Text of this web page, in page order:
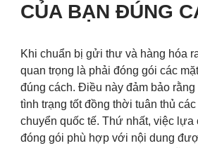
CỦA BẠN ĐÚNG
Khi chuẩn bị gửi thư và hàng hóa
quan trọng là phải đóng gói các
đúng cách. Điều này đảm bảo rằng
tình trạng tốt đồng thời tuân thủ
chuyển quốc tế. Thứ nhất, việc lựa
đóng gói phù hợp với nội dung